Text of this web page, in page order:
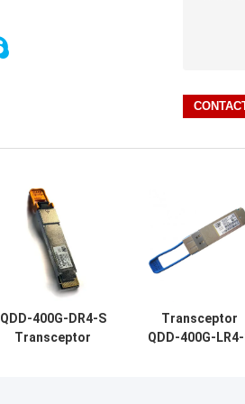
QDD-400G-DR4-S
Transceptor
Transceptor
QDD-400G-